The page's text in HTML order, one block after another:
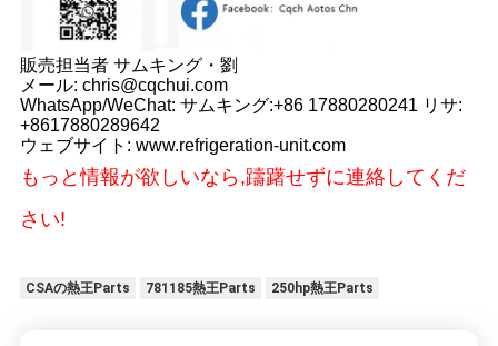
販売担当者 サムキング・劉
メール: chris@cqchui.com
WhatsApp/WeChat: サムキング:+86 17880280241 リサ:
+8617880289642
ウェブサイト: www.refrigeration-unit.com
もっと情報が欲しいなら,躊躇せずに連絡してくだ
さい!
CSAの熱王Parts 781185熱王Parts 250hp熱王Parts